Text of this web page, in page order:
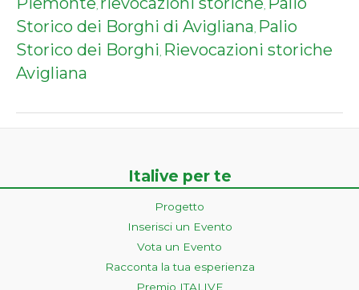
Storico dei Borghi di Avigliana Palio
Storico dei Borghi Rievocazioni storiche
Avigliana
Italive per te
Progetto
Inserisci un Evento
Vota un Evento
Racconta la tua esperienza
Premio ITALIVE